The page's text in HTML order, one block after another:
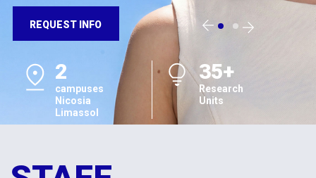
REQUEST INFO
2
campuses
Nicosia
Limassol
35+
Research
Units